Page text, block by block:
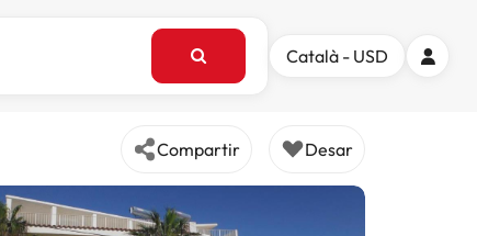
Català - USD
Compartir Desar